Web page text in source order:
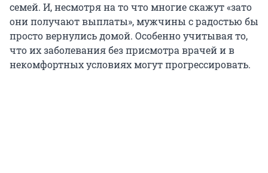
семей. И, несмотря на то что многие скажут «зато
они получают выплаты», мужчины с радостью бы
просто вернулись домой. Особенно учитывая то,
что их заболевания без присмотра врачей и в
некомфортных условиях могут прогрессировать.